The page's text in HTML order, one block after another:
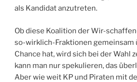
als Kandidat anzutreten.
Ob diese Koalition der Wir-
so-wirklich-Fraktionen gemeinsam
Chance hat, wird sich bei der Wahl
kann man nur spekulieren, das
Aber wie weit KP und Piraten mit